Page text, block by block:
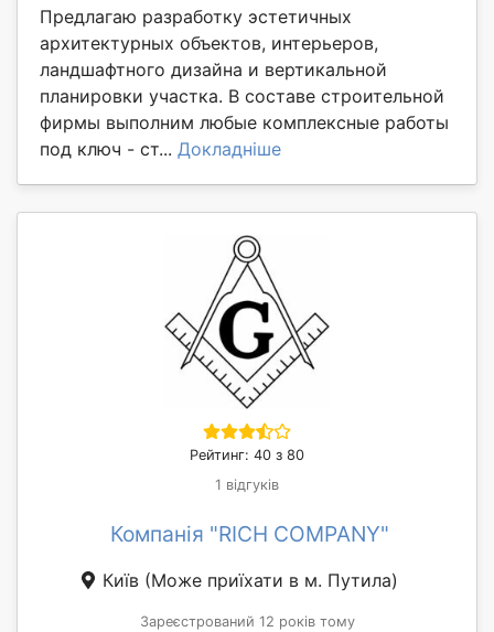
Предлагаю разработку эстетичных
архитектурных объектов, интерьеров,
ландшафтного дизайна и вертикальной
планировки участка. В составе строительной
фирмы выполним любые комплексные работы
под ключ - ст... Докладніше
Рейтинг: 40 з 80
1 відгуків
Компанія "RICH COMPANY"
Київ (Може приїхати в м. Путила)
Зареєстрований 12 років тому